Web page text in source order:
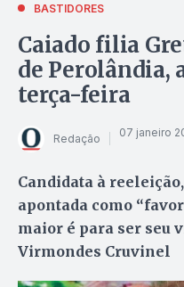
BASTIDORES
Caiado filia
de Perolândia,
terça-feira
Redação 07 janeiro
Candidata à
apontada como
maior é para ser seu
Virmondes Cruvinel